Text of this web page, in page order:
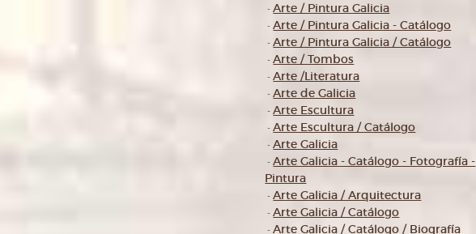
-Arte / Pintura Galicia
-Arte / Pintura Galicia - Catálogo
-Arte / Pintura Galicia / Catálogo
-Arte / Tombos
-Arte /Literatura
-Arte de Galicia
-Arte Escultura
-Arte Escultura / Catálogo
-Arte Galicia
-Arte Galicia - Catálogo - Fotografía -
Pintura
-Arte Galicia / Arquitectura
-Arte Galicia / Catálogo
-Arte Galicia / Catálogo / Biografía